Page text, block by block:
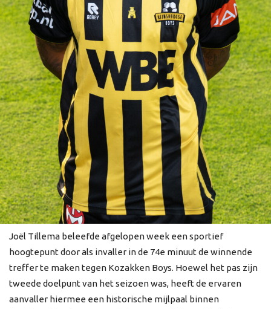
Joël Tillema beleefde afgelopen week een sportief
hoogtepunt door als invaller in de 74e minuut de winnende
treffer te maken tegen Kozakken Boys. Hoewel het pas zijn
tweede doelpunt van het seizoen was, heeft de ervaren
aanvaller hiermee een historische mijlpaal binnen